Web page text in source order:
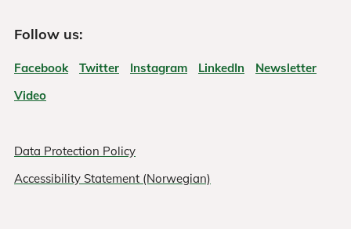
Follow us:
Facebook Twitter Instagram LinkedIn
Newsletter
Video
Data Protection Policy
Accessibility Statement (Norwegian)